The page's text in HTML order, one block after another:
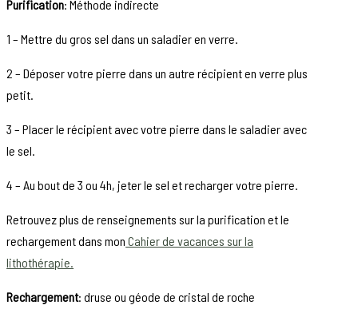
Purification: Méthode indirecte
1 – Mettre du gros sel dans un saladier en verre.
2 – Déposer votre pierre dans un autre récipient en verre plus
petit.
3 – Placer le récipient avec votre pierre dans le saladier avec
le sel.
4 – Au bout de 3 ou 4h, jeter le sel et recharger votre pierre.
Retrouvez plus de renseignements sur la purification et le
rechargement dans mon Cahier de vacances sur la
lithothérapie.
Rechargement: druse ou géode de cristal de roche